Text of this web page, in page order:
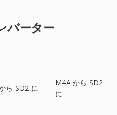
バーター
ら SD2 に
M4A から SD2
に